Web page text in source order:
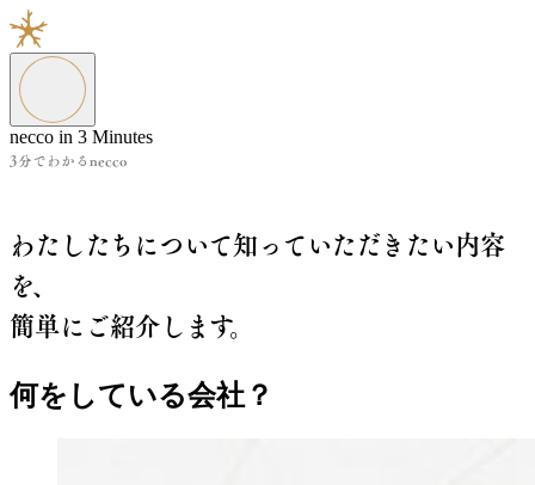
necco in 3 Minutes
3分でわかるnecco
わたしたちについて知っていただきたい内容
を、
簡単にご紹介します。
何をしている会社？